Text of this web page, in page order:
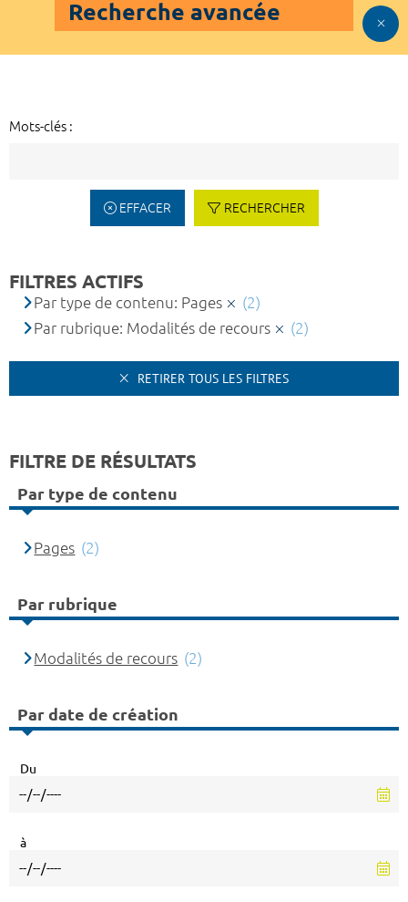
Recherche avancée
Mots-clés :
EFFACER RECHERCHER
FILTRES ACTIFS
Par type de contenu: Pages
(2)
Par rubrique: Modalités de recours
(2)
RETIRER TOUS LES FILTRES
FILTRE DE RÉSULTATS
Par type de contenu
Pages (2)
Par rubrique
Modalités de recours (2)
Par date de création
Du
à